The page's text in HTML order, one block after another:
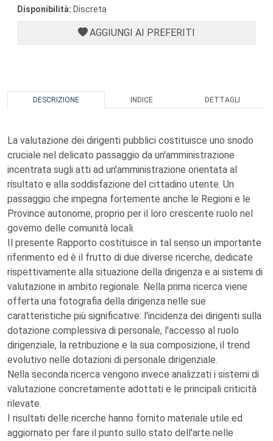
Disponibilità: Discreta
AGGIUNGI AI PREFERITI
DESCRIZIONE INDICE DETTAGLI
La valutazione dei dirigenti pubblici costituisce uno snodo
cruciale nel delicato passaggio da un'amministrazione
incentrata sugli atti ad un'amministrazione orientata al
risultato e alla soddisfazione del cittadino utente. Un
passaggio che impegna fortemente anche le Regioni e le
Province autonome, proprio per il loro crescente ruolo nel
governo delle comunità locali.
Il presente Rapporto costituisce in tal senso un importante
riferimento ed è il frutto di due diverse ricerche, dedicate
rispettivamente alla situazione della dirigenza e ai sistemi di
valutazione in ambito regionale. Nella prima ricerca viene
offerta una fotografia della dirigenza nelle sue
caratteristiche più significative: l'incidenza dei dirigenti sulla
dotazione complessiva di personale, l'accesso al ruolo
dirigenziale, la retribuzione e la sua composizione, il trend
evolutivo nelle dotazioni di personale dirigenziale.
Nella seconda ricerca vengono invece analizzati i sistemi di
valutazione concretamente adottati e le principali criticità
rilevate.
I risultati delle ricerche hanno fornito materiale utile ed
aggiornato per fare il punto sullo stato dell'arte nelle